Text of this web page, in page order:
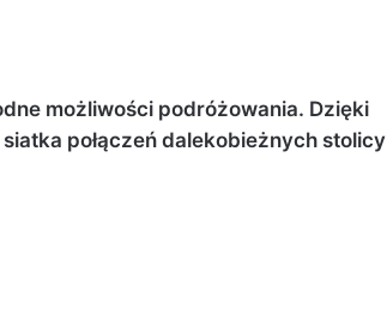
możliwości podróżowania. Dzięki
połączeń dalekobieżnych stolicy